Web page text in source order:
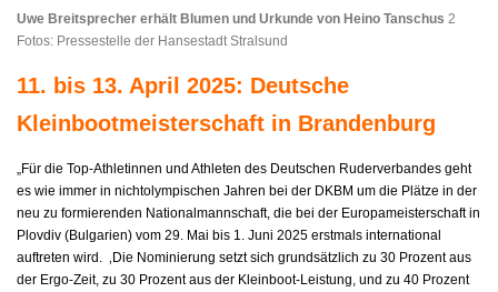
Uwe Breitsprecher erhält Blumen und Urkunde von Heino Tanschus 2
Fotos: Pressestelle der Hansestadt Stralsund
11. bis 13. April 2025: Deutsche
Kleinbootmeisterschaft in Brandenburg
„Für die Top-Athletinnen und Athleten des Deutschen Ruderverbandes geht
es wie immer in nichtolympischen Jahren bei der DKBM um die Plätze in der
neu zu formierenden Nationalmannschaft, die bei der Europameisterschaft in
Plovdiv (Bulgarien) vom 29. Mai bis 1. Juni 2025 erstmals international
auftreten wird. ‚Die Nominierung setzt sich grundsätzlich zu 30 Prozent aus
der Ergo-Zeit, zu 30 Prozent aus der Kleinboot-Leistung, und zu 40 Prozent